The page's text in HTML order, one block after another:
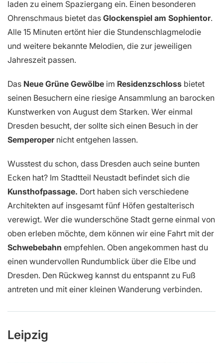
laden zu einem Spaziergang ein. Einen besonderen
Ohrenschmaus bietet das Glockenspiel am Sophientor.
Alle 15 Minuten ertönt hier die Stundenschlagmelodie
und weitere bekannte Melodien, die zur jeweiligen
Jahreszeit passen.
Das Neue Grüne Gewölbe im Residenzschloss bietet
seinen Besuchern eine riesige Ansammlung an barocken
Kunstwerken von August dem Starken. Wer einmal
Dresden besucht, der sollte sich einen Besuch in der
Semperopernicht entgehen lassen.
Wusstest du schon, dass Dresden auch seine bunten
Ecken hat? Im Stadtteil Neustadt befindet sich die
Kunsthofpassage. Dort haben sich verschiedene
Architekten auf insgesamt fünf Höfen gestalterisch
verewigt. Wer die wunderschöne Stadt gerne einmal von
oben erleben möchte, dem können wir eine Fahrt mit der
Schwebebahn empfehlen. Oben angekommen hast du
einen wundervollen Rundumblick über die Elbe und
Dresden. Den Rückweg kannst du entspannt zu Fuß
antreten und mit einer kleinen Wanderung verbinden.
Leipzig